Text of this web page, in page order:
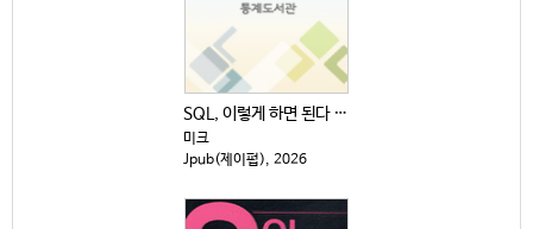
SQL, 이렇게 하면 된다 : 기초부터 CASE 식, ...
미크
Jpub(제이펍), 2026